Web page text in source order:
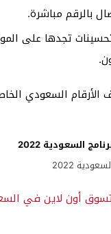
بالرقم مباشرة.
تجدها على
السعودي
2022
أون لاين في